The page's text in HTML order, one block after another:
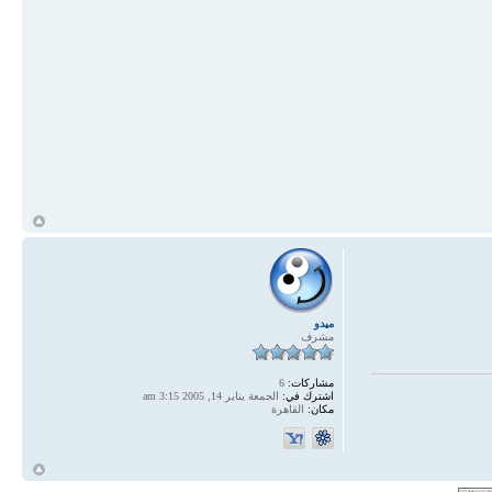
ميدو
مشرف
مشاركات:
اشترك في: الجمعة يناير 14, 2005 3:15 am
مكان: القاهرة